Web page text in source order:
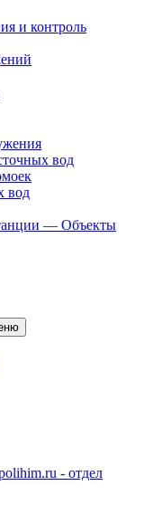
и контроль
вод
вод
— Объекты
- отдел